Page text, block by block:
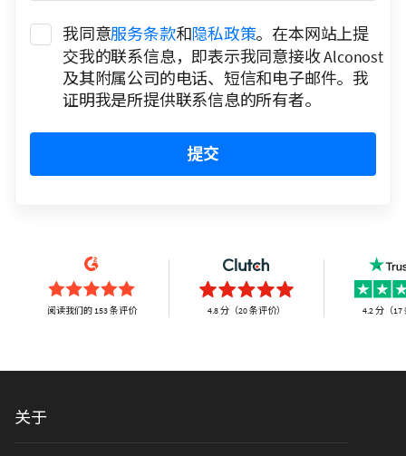
我同意服务条款和隐私政策。在本网站上提
交我的联系信息，即表示我同意接收 Alconost
及其附属公司的电话、短信和电子邮件。我
证明我是所提供联系信息的所有者。
提交
阅读我们的 153 条评价 4.8 分（20 条评价） 4.2 分（17
关于